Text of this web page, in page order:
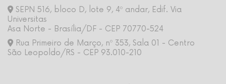
SEPN 516, bloco D, lote 9, 4º andar, Edif. Via
Universitas
Asa Norte - Brasília/DF - CEP 70770-524
Rua Primeiro de Março, nº 353, Sala 01 - Centro
São Leopoldo/RS - CEP 93.010-210